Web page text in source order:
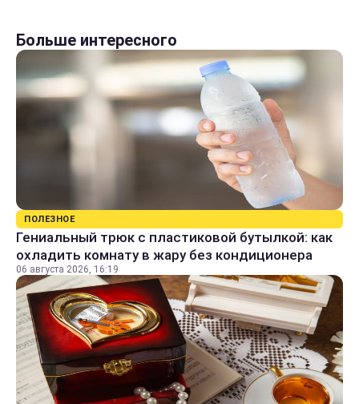
Больше интересного
ПОЛЕЗНОЕ
Гениальный трюк с пластиковой бутылкой: как
охладить комнату в жару без кондиционера
06 августа 2026, 16:19